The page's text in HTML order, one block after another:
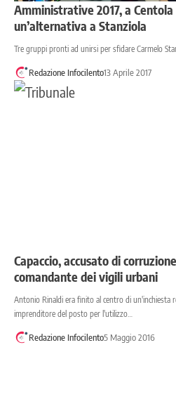
Amministrative 2017, a
un’alternativa a Stanziola
Tre gruppi pronti ad unirsi per sfidare Carmelo
Redazione Infocilento13 Aprile 2017
Capaccio, accusato di
comandante dei vigili urbani
Antonio Rinaldi era finito al centro di un'inchiesta
imprenditore del posto per l'utilizzo…
Redazione Infocilento5 Maggio 2016